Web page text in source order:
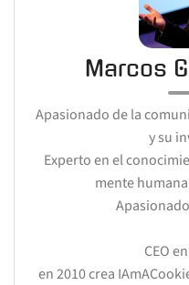
Marcos
Apasionado de la
y su
Experto en el
mente
CEO
en 2010 crea